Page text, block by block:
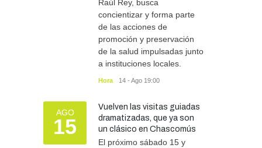
Raúl Rey, busca
concientizar y forma parte
de las acciones de
promoción y preservación
de la salud impulsadas junto
a instituciones locales.
Hora 14 - Ago 19:00
AGO
15
Vuelven las visitas guiadas
dramatizadas, que ya son
un clásico en Chascomús
El próximo sábado 15 y